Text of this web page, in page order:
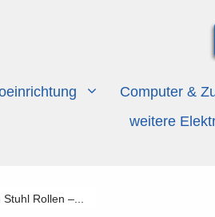
Computer &
weitere
Rollen –...